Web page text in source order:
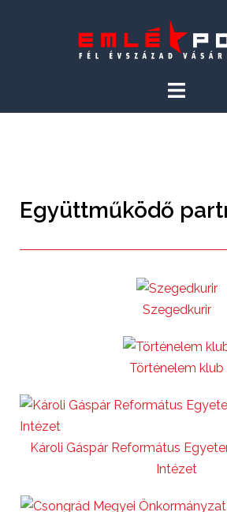
Együttműködő
Szegedkurir
Történelem klub
Károli Gáspár Református
Intézet